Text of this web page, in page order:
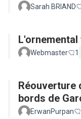
Sarah BRIAND
Webmaster 1
Réouverture
bords de
ErwanPurpan